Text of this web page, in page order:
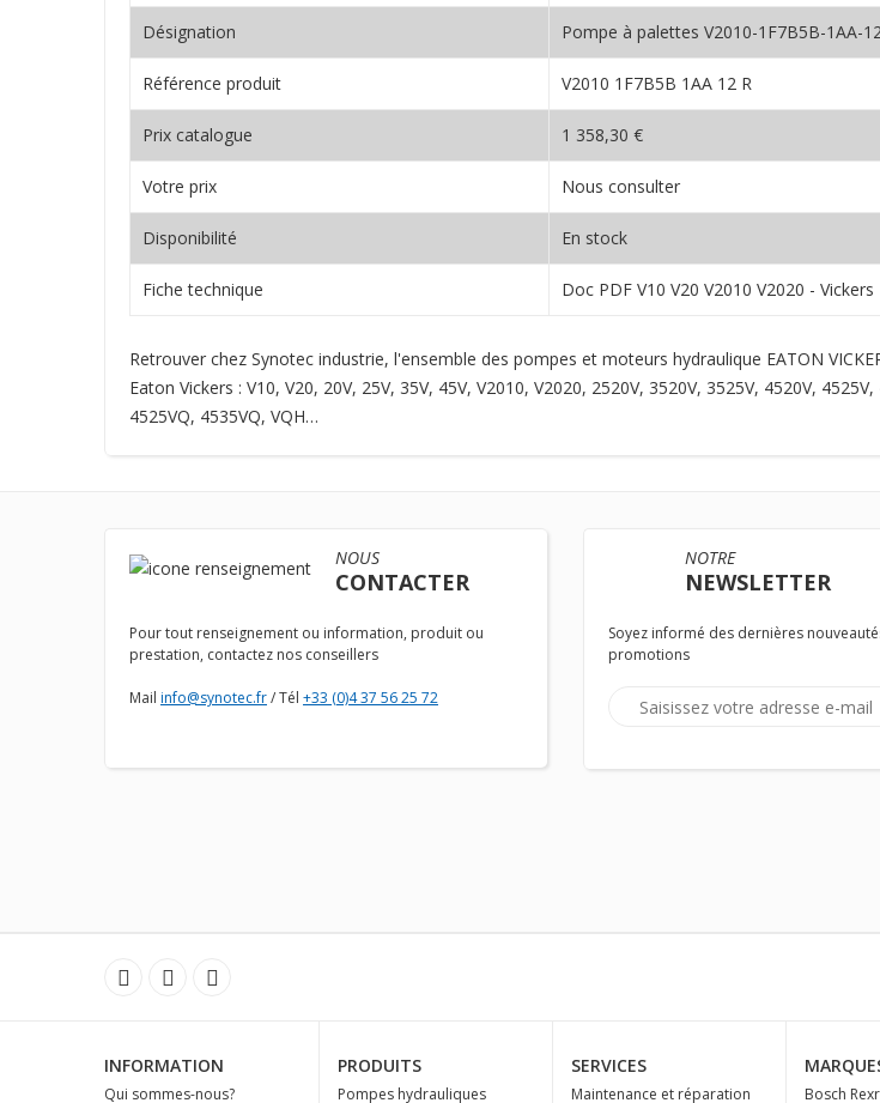
Désignation Pompe à palettes V2010-1F7B5B-1AA-
Référence produit V2010 1F7B5B 1AA 12 R
Prix catalogue 1 358,30 €
Votre prix Nous consulter
Disponibilité En stock
Fiche technique Doc PDF V10 V20 V2010 V2020 - Vickers
Retrouver chez Synotec industrie, l'ensemble des pompes et moteurs hydraulique EATON
Eaton Vickers : V10, V20, 20V, 25V, 35V, 45V, V2010, V2020, 2520V, 3520V, 3525V, 4520V,
4525VQ, 4535VQ, VQH…
NOUS
CONTACTER
Pour tout renseignement ou information, produit ou
prestation, contactez nos conseillers
Mail info@synotec.fr/ Tél +33 (0)4 37 56 25 72
NOTRE
NEWSLETTER
Soyez informé des dernières
promotions
INFORMATION
Qui sommes-nous?
PRODUITS
Pompes hydrauliques
SERVICES
Maintenance et réparation Bosch